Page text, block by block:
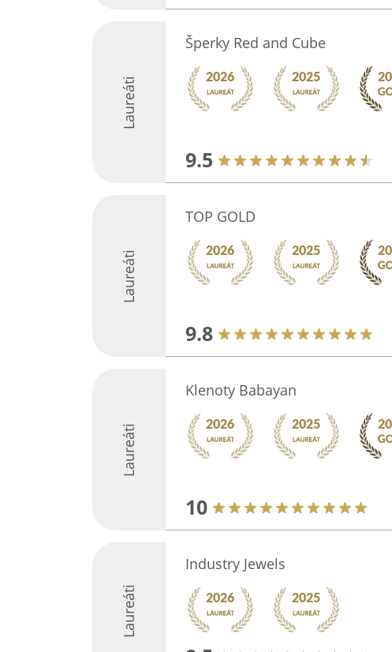
Laureáti
Šperky Red and Cube
9.5
Laureáti
TOP GOLD
9.8
Laureáti
Klenoty Babayan
10
Laureáti
Industry Jewels